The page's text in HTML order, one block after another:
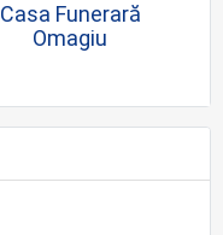
Casa Funerară
Omagiu